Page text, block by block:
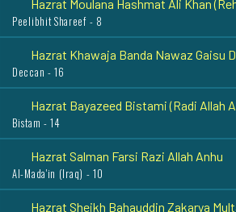
Peelibhit Shareef - 8
Hazrat Khawaja Banda Nawaz Gaisu
Deccan - 16
Hazrat Bayazeed Bistami (Radi Allah
Bistam - 14
Hazrat Salman Farsi Razi Allah Anhu
Al-Mada'in (Iraq) - 10
Hazrat Sheikh Bahauddin Zakarya